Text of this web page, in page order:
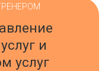
и
услуг